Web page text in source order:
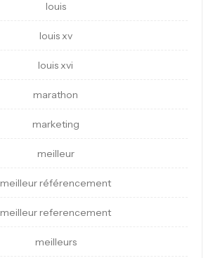
louis
louis xv
louis xvi
marathon
marketing
meilleur
meilleur référencement
meilleur referencement
meilleurs